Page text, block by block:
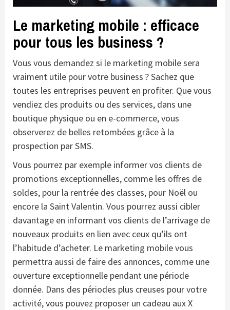
Le marketing mobile : efficace
pour tous les business ?
Vous vous demandez si le marketing mobile sera
vraiment utile pour votre business ? Sachez que
toutes les entreprises peuvent en profiter. Que vous
vendiez des produits ou des services, dans une
boutique physique ou en e-commerce, vous
observerez de belles retombées grâce à la
prospection par SMS.
Vous pourrez par exemple informer vos clients de
promotions exceptionnelles, comme les offres de
soldes, pour la rentrée des classes, pour Noël ou
encore la Saint Valentin. Vous pourrez aussi cibler
davantage en informant vos clients de l’arrivage de
nouveaux produits en lien avec ceux qu’ils ont
l’habitude d’acheter. Le marketing mobile vous
permettra aussi de faire des annonces, comme une
ouverture exceptionnelle pendant une période
donnée. Dans des périodes plus creuses pour votre
activité, vous pouvez proposer un cadeau aux X